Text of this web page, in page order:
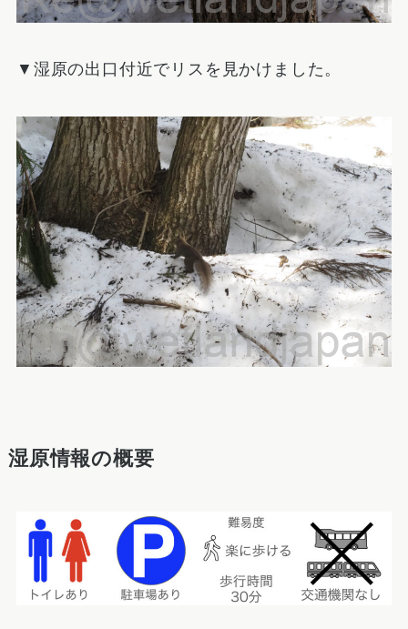
▼湿原の出口付近でリスを見かけました。
湿原情報の概要